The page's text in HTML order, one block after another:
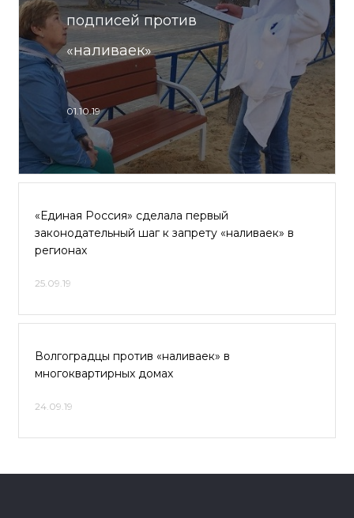
подписей против
«наливаек»
01.10.19
«Единая Россия» сделала первый
законодательный шаг к запрету «наливаек» в
регионах
25.09.19
Волгоградцы против «наливаек» в
многоквартирных домах
24.09.19